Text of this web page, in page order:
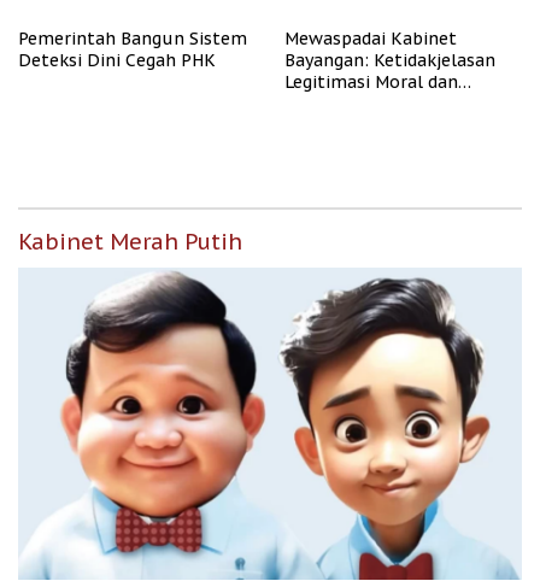
Pemerintah Bangun Sistem
Deteksi Dini Cegah PHK
Mewaspadai Kabinet
Bayangan: Ketidakjelasan
Legitimasi Moral dan
Kabinet Merah Putih